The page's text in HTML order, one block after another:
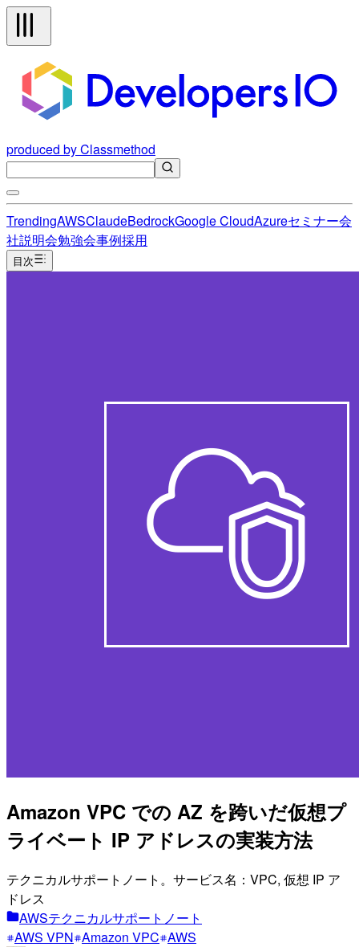
produced by Classmethod
TrendingAWSClaudeBedrockGoogle CloudAzureセミナー会
社説明会勉強会事例採用
目次
Amazon VPC での AZ を跨いだ仮想プ
ライベート IP アドレスの実装方法
テクニカルサポートノート。サービス名：VPC, 仮想 IP ア
ドレス
AWSテクニカルサポートノート
AWS VPN Amazon VPC AWS